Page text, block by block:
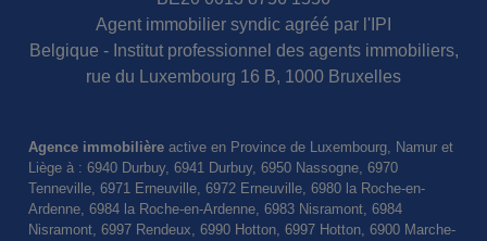
Agent immobilier syndic agréé par l'IPI
Belgique - Institut professionnel des agents immobiliers,
rue du Luxembourg 16 B, 1000 Bruxelles
Agence immobilière active en Province de Luxembourg, Namur et
Liège à : 6940 Durbuy, 6941 Durbuy, 6950 Nassogne, 6970
Tenneville, 6971 Erneuville, 6972 Erneuville, 6980 la Roche-en-
Ardenne, 6984 la Roche-en-Ardenne, 6983 Nisramont, 6984
Nisramont, 6997 Rendeux, 6990 Hotton, 6997 Hotton, 6900 Marche-